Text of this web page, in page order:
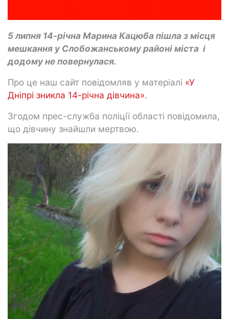
5 липня 14-річна Марина Кацюба пішла з місця
мешкання у Слобожанському районі міста і
додому не повернулася.
Про це наш сайт повідомляв у матеріалі «У
Дніпрі зникла 14-річна дівчина».
Згодом прес-служба поліції області повідомила,
що дівчину знайшли мертвою.